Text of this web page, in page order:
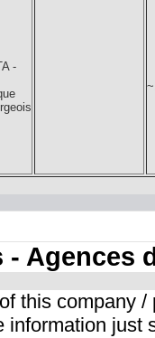
-
Agences
this company
information just